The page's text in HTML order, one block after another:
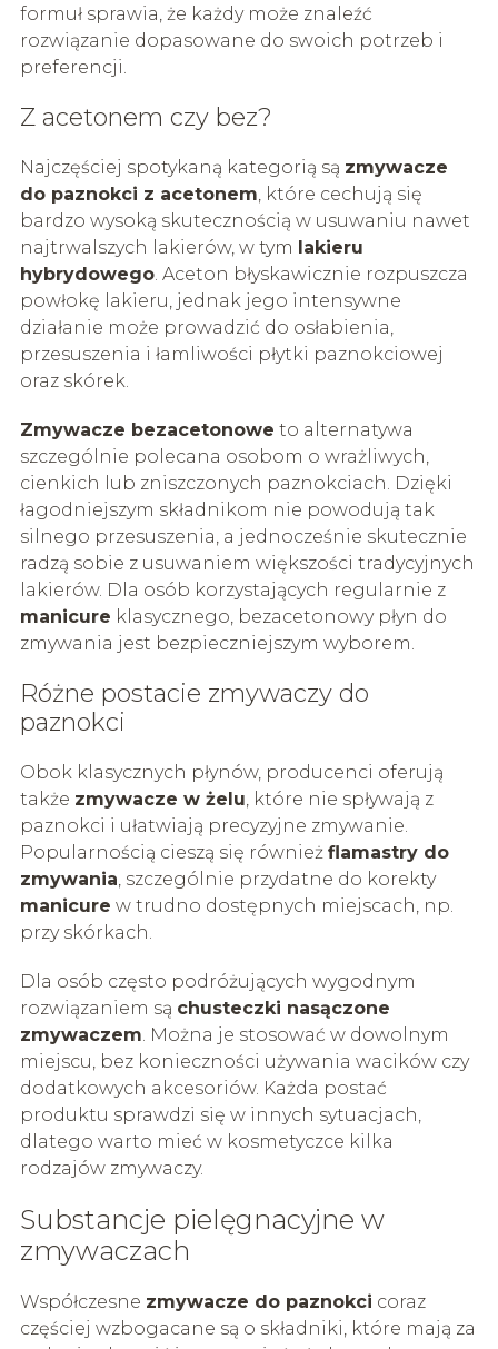
formuł sprawia, że każdy może znaleźć
rozwiązanie dopasowane do swoich potrzeb i
preferencji.
Z acetonem czy bez?
Najczęściej spotykaną kategorią są zmywacze
do paznokci z acetonem, które cechują się
bardzo wysoką skutecznością w usuwaniu nawet
najtrwalszych lakierów, w tym
lakieru
hybrydowego. Aceton błyskawicznie rozpuszcza
powłokę lakieru, jednak jego intensywne
działanie może prowadzić do osłabienia,
przesuszenia i łamliwości płytki paznokciowej
oraz skórek.
Zmywacze bezacetonowe to alternatywa
szczególnie polecana osobom o wrażliwych,
cienkich lub zniszczonych paznokciach. Dzięki
łagodniejszym składnikom nie powodują tak
silnego przesuszenia, a jednocześnie skutecznie
radzą sobie z usuwaniem większości tradycyjnych
lakierów. Dla osób korzystających regularnie z
manicure klasycznego, bezacetonowy płyn do
zmywania jest bezpieczniejszym wyborem.
Różne postacie zmywaczy do
paznokci
Obok klasycznych płynów, producenci oferują
także zmywacze w żelu, które nie spływają z
paznokci i ułatwiają precyzyjne zmywanie.
Popularnością cieszą się również flamastry do
zmywania, szczególnie przydatne do korekty
manicure w trudno dostępnych miejscach, np.
przy skórkach.
Dla osób często podróżujących wygodnym
rozwiązaniem są chusteczki nasączone
zmywaczem. Można je stosować w dowolnym
miejscu, bez konieczności używania wacików czy
dodatkowych akcesoriów. Każda postać
produktu sprawdzi się w innych sytuacjach,
dlatego warto mieć w kosmetyczce kilka
rodzajów zmywaczy.
Substancje pielęgnacyjne w
zmywaczach
Współczesne zmywacze do paznokci coraz
częściej wzbogacane są o składniki, które mają za